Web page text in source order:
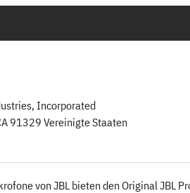
Incorporated
91329 Vereinigte Staaten
von JBL bieten den Original JBL